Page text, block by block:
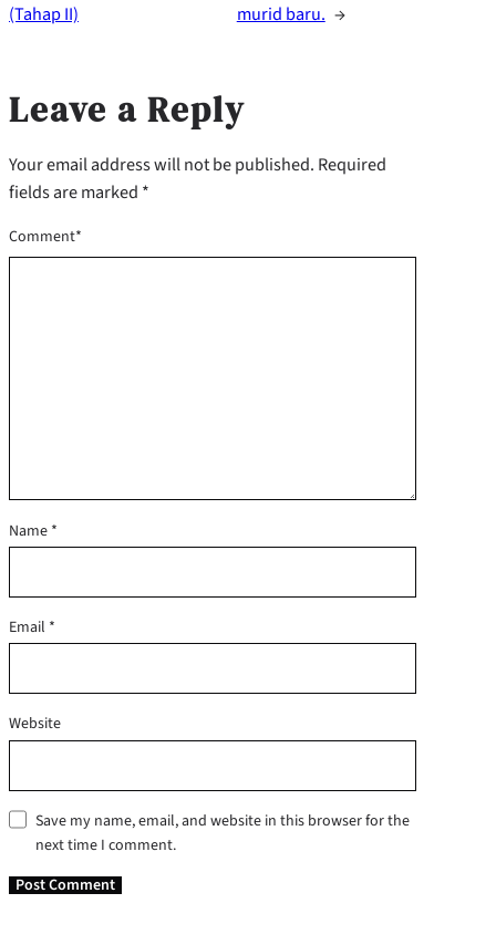
(Tahap II)
murid baru. →
Leave a Reply
Your email address will not be published. Required
fields are marked *
Comment*
Name *
Email *
Website
Save my name, email, and website in this browser for the
next time I comment.